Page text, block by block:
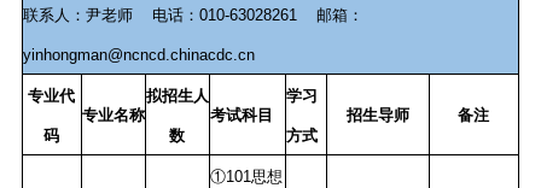
联系人：尹老师 电话：010-63028261 邮箱：
yinhongman@ncncd.chinacdc.cn
专业代
码
专业名称
拟招生人
数
考试科目
学习
方式
招生导师 备注
①101思想